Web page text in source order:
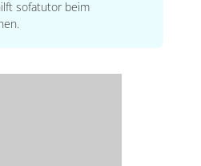
sofatutor beim